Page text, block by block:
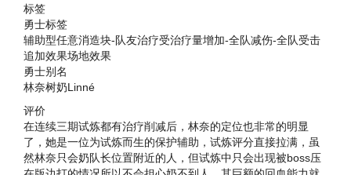
标签
勇士标签
辅助型任意消造块-队友治疗受治疗量增加-全队减伤-全队受击
追加效果场地效果
勇士别名
林奈树奶Linné
评价
在连续三期试炼都有治疗削减后，林奈的定位也非常的明显
了，她是一位为试炼而生的保护辅助，试炼评分直接拉满，虽
然林奈只会奶队长位置附近的人，但试炼中只会出现被boss压